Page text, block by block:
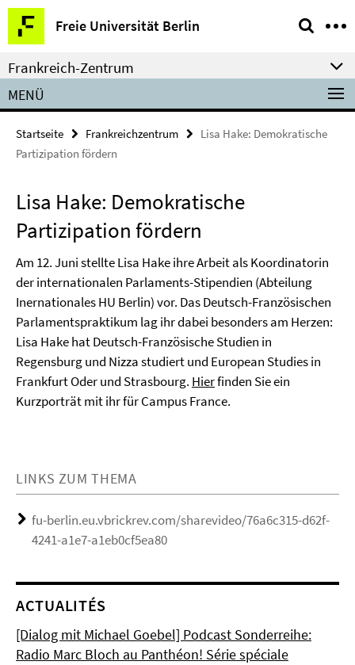
Springe
direkt
zu
Inhalt
Freie Universität Berlin
Service-
Navigation
Frankreich-Zentrum
MENÜ
Startseite Frankreichzentrum
Lisa Hake: Demokratische
Partizipation fördern
Lisa Hake: Demokratische
Partizipation fördern
Am 12. Juni stellte Lisa Hake ihre Arbeit als Koordinatorin
der internationalen Parlaments-Stipendien (Abteilung
Inernationales HU Berlin) vor. Das Deutsch-Französischen
Parlamentspraktikum lag ihr dabei besonders am Herzen:
Lisa Hake hat Deutsch-Französische Studien in
Regensburg und Nizza studiert und European Studies in
Frankfurt Oder und Strasbourg. Hierfinden Sie ein
Kurzporträt mit ihr für Campus France.
LINKS ZUM THEMA
fu-berlin.eu.vbrickrev.com/sharevideo/76a6c315-d62f-
4241-a1e7-a1eb0cf5ea80
ACTUALITÉS
[Dialog mit Michael Goebel] Podcast Sonderreihe:
Radio Marc Bloch au Panthéon! Série spéciale